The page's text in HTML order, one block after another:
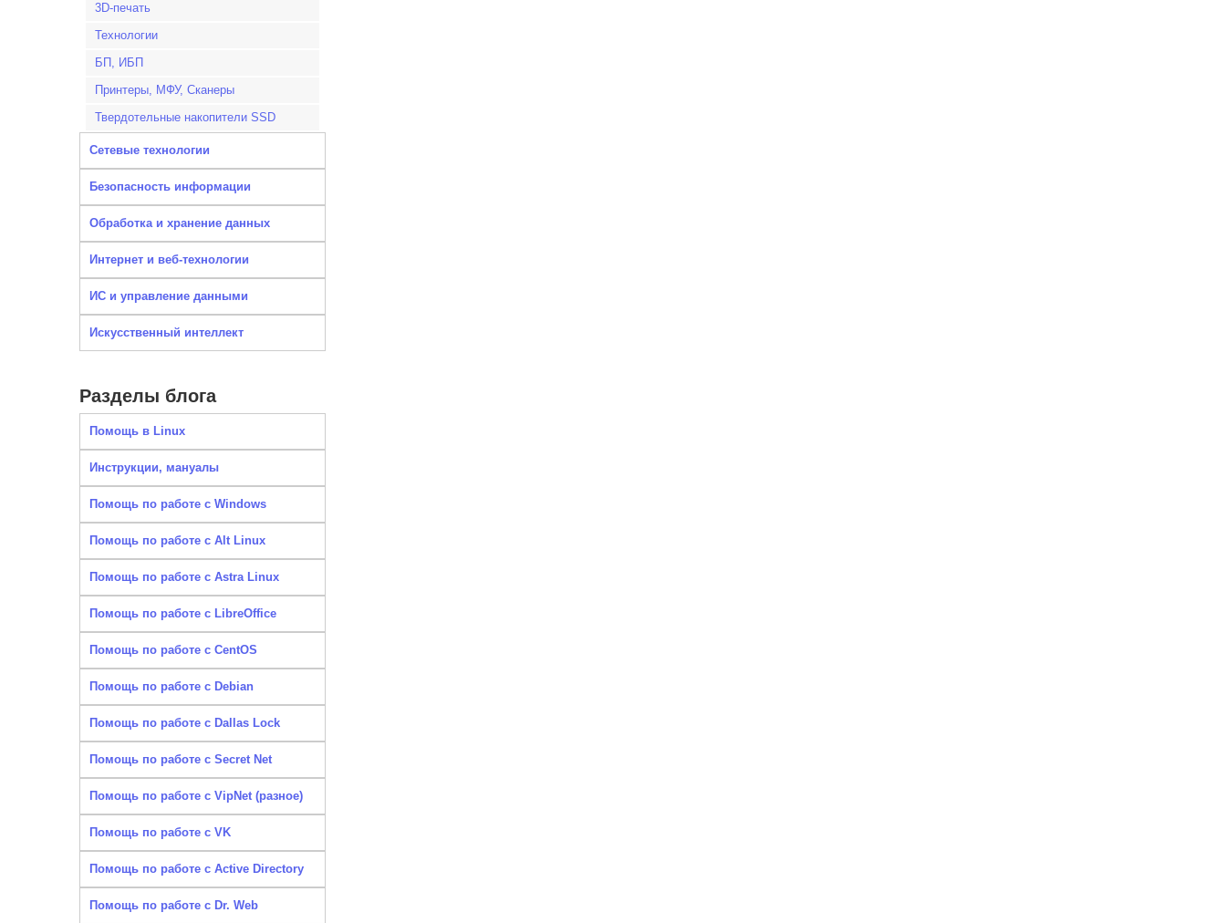
3D-печать
Технологии
БП, ИБП
Принтеры, МФУ, Сканеры
Твердотельные накопители SSD
Сетевые технологии
Безопасность информации
Обработка и хранение данных
Интернет и веб-технологии
ИС и управление данными
Искусственный интеллект
Разделы блога
Помощь в Linux
Инструкции, мануалы
Помощь по работе с Windows
Помощь по работе с Alt Linux
Помощь по работе с Astra Linux
Помощь по работе с LibreOffice
Помощь по работе с CentOS
Помощь по работе с Debian
Помощь по работе с Dallas Lock
Помощь по работе с Secret Net
Помощь по работе с VipNet (разное)
Помощь по работе с VK
Помощь по работе с Active Directory
Помощь по работе с Dr. Web